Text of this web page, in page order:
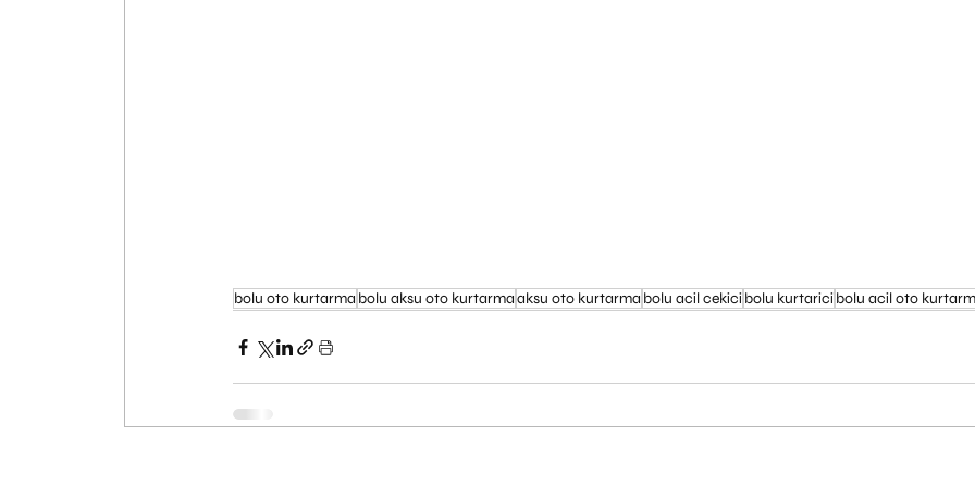
bolu oto kurtarma bolu aksu oto kurtarmaaksu oto kurtarma bolu acil cekicibolu kurtaricibolu acil oto